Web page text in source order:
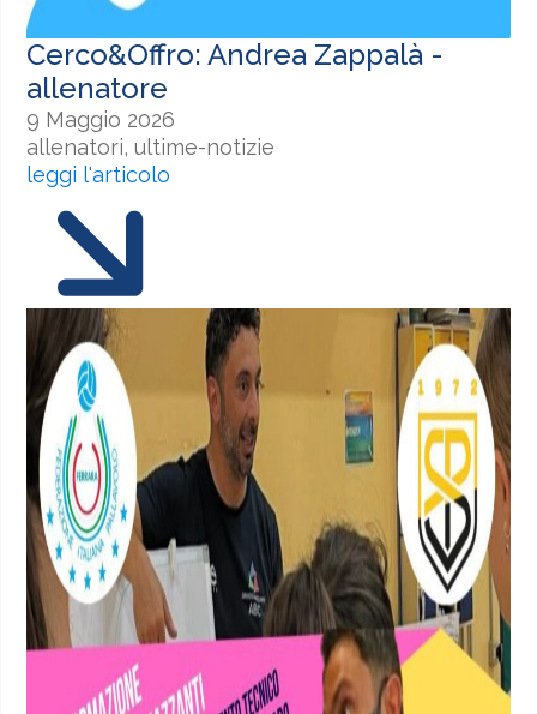
Cerco&Offro: Andrea Zappalà -
allenatore
9 Maggio 2026
allenatori, ultime-notizie
leggi l'articolo